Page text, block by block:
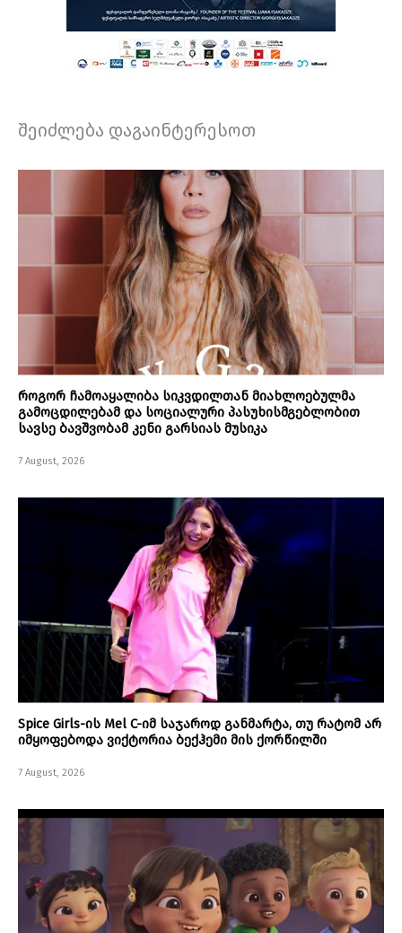
შეიძლება დაგაინტერესოთ
როგორ ჩამოაყალიბა სიკვდილთან მიახლოებულმა
გამოცდილებამ და სოციალური პასუხისმგებლობით
სავსე ბავშვობამ კენი გარსიას მუსიკა
7 August, 2026
Spice Girls-ის Mel C-იმ საჯაროდ განმარტა, თუ რატომ არ
იმყოფებოდა ვიქტორია ბექჰემი მის ქორწილში
7 August, 2026